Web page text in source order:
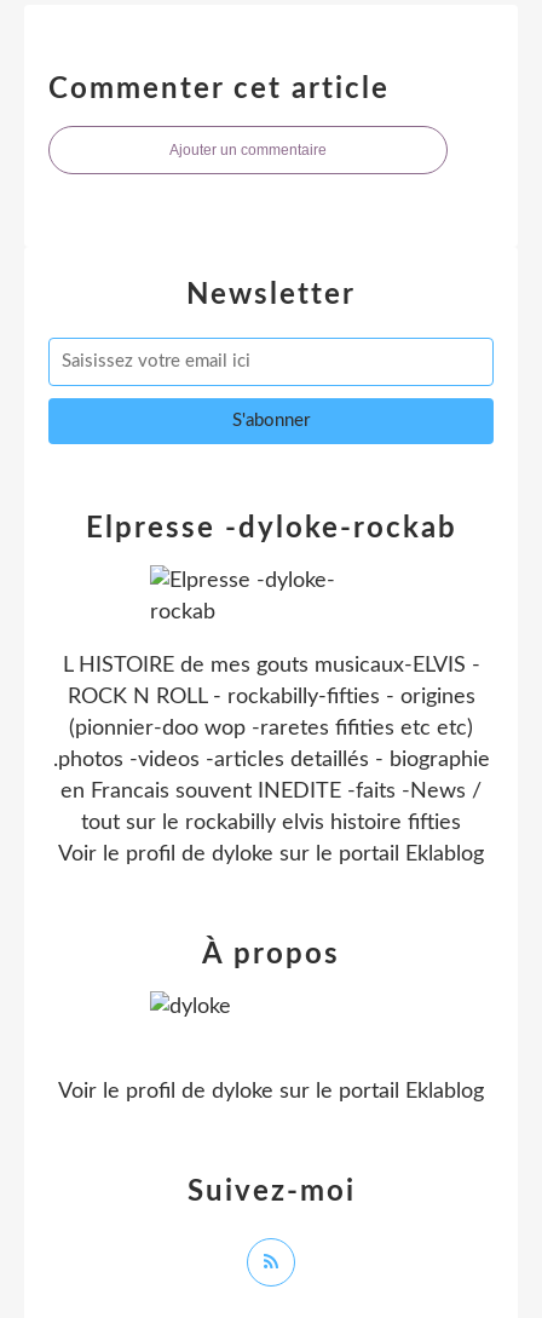
Commenter cet article
Ajouter un commentaire
Newsletter
Elpresse -dyloke-rockab
L HISTOIRE de mes gouts musicaux-ELVIS -
ROCK N ROLL - rockabilly-fifties - origines
(pionnier-doo wop -raretes fifities etc etc)
.photos -videos -articles detaillés - biographie
en Francais souvent INEDITE -faits -News /
tout sur le rockabilly elvis histoire fifties
Voir le profil de dyloke sur le portail Eklablog
Suivez-moi
À propos
Voir le profil de dyloke sur le portail Eklablog